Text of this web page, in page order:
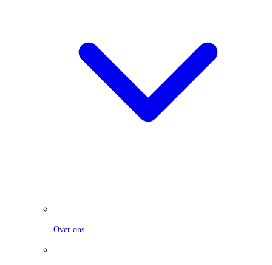
Over ons